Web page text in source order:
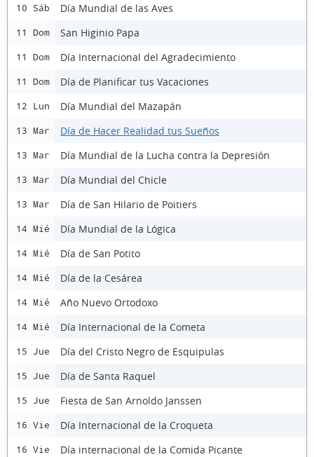
10 Sáb Día Mundial de las Aves
11 Dom San Higinio Papa
11 Dom Día Internacional del Agradecimiento
11 Dom Día de Planificar tus Vacaciones
12 Lun Día Mundial del Mazapán
13 Mar Día de Hacer Realidad tus Sueños
13 Mar Día Mundial de la Lucha contra la Depresión
13 Mar Día Mundial del Chicle
13 Mar Día de San Hilario de Poitiers
14 Mié Día Mundial de la Lógica
14 Mié Día de San Potito
14 Mié Día de la Cesárea
14 Mié Año Nuevo Ortodoxo
14 Mié Día Internacional de la Cometa
15 Jue Día del Cristo Negro de Esquipulas
15 Jue Día de Santa Raquel
15 Jue Fiesta de San Arnoldo Janssen
16 Vie Día Internacional de la Croqueta
16 Vie Día internacional de la Comida Picante